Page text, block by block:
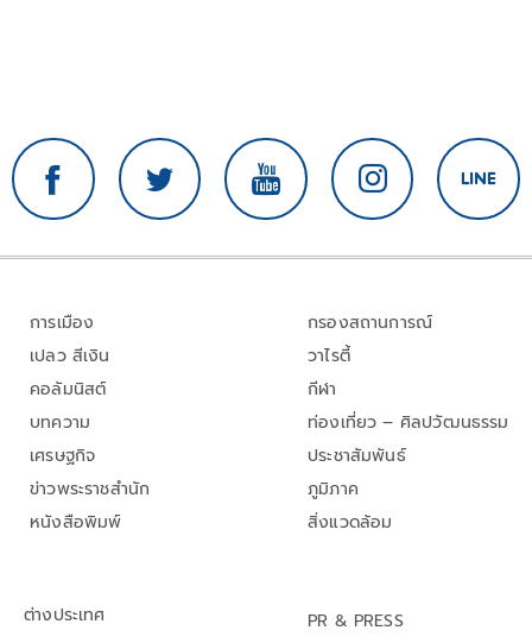
การเมือง
เปลว สีเงิน
คอลัมนิสต์
บทความ
เศรษฐกิจ
ข่าวพระราชสำนัก
หนังสือพิมพ์
กรองสถานการณ์
วาไรตี้
กีฬา
ท่องเที่ยว – ศิลปวัฒนธรรม
ประชาสัมพันธ์
ภูมิภาค
สิ่งแวดล้อม
ต่างประเทศ
PR & PRESS